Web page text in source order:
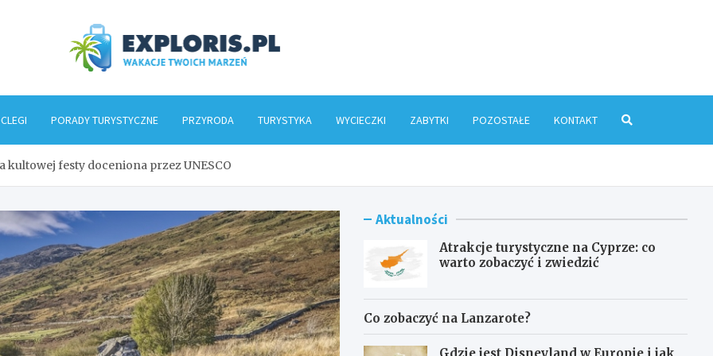
PORADY TURYSTYCZNE PRZYRODA TURYSTYKA WYCIECZKI ZABYTKI POZOSTAŁE KONTAKT
kultowej festy doceniona przez UNESCO
Aktualności
Atrakcje turystyczne na Cyprze: co
warto zobaczyć i zwiedzić
Co zobaczyć na Lanzarote?